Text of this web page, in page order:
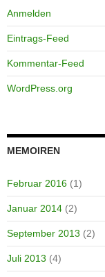
Anmelden
Eintrags-Feed
Kommentar-Feed
WordPress.org
MEMOIREN
Februar 2016 (1)
Januar 2014 (2)
September 2013 (2)
Juli 2013 (4)